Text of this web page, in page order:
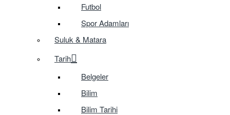
Futbol
Spor Adamları
Suluk & Matara
Tarih
Belgeler
Bilim
Bilim Tarihi